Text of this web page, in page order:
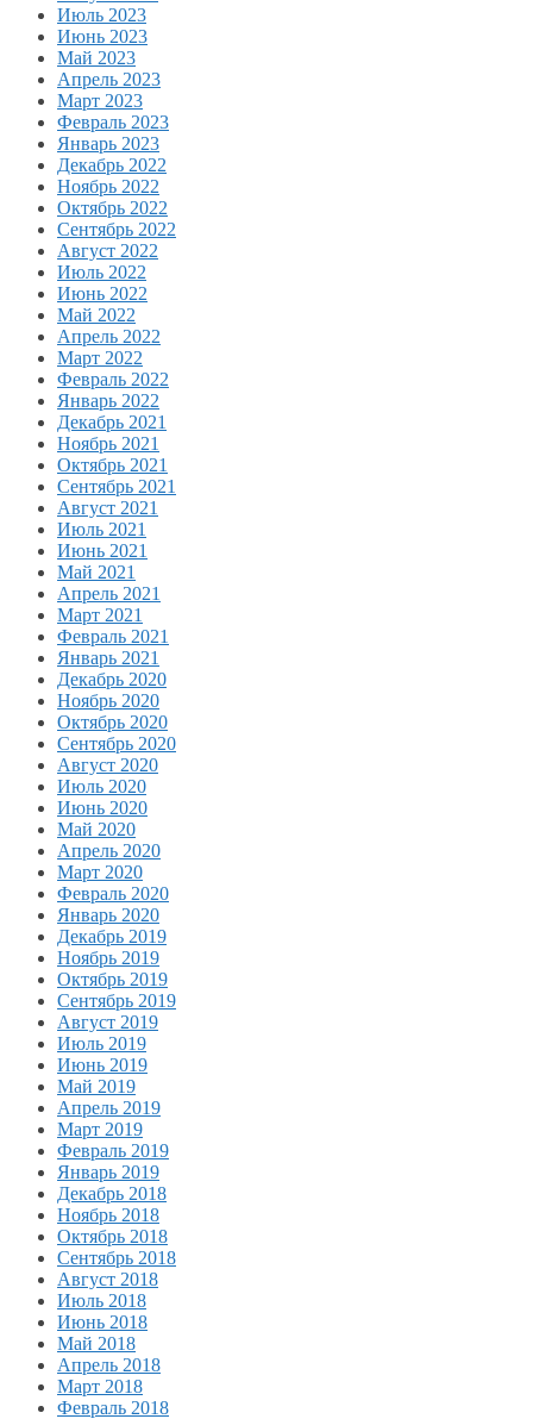
Июль 2023
Июнь 2023
Май 2023
Апрель 2023
Март 2023
Февраль 2023
Январь 2023
Декабрь 2022
Ноябрь 2022
Октябрь 2022
Сентябрь 2022
Август 2022
Июль 2022
Июнь 2022
Май 2022
Апрель 2022
Март 2022
Февраль 2022
Январь 2022
Декабрь 2021
Ноябрь 2021
Октябрь 2021
Сентябрь 2021
Август 2021
Июль 2021
Июнь 2021
Май 2021
Апрель 2021
Март 2021
Февраль 2021
Январь 2021
Декабрь 2020
Ноябрь 2020
Октябрь 2020
Сентябрь 2020
Август 2020
Июль 2020
Июнь 2020
Май 2020
Апрель 2020
Март 2020
Февраль 2020
Январь 2020
Декабрь 2019
Ноябрь 2019
Октябрь 2019
Сентябрь 2019
Август 2019
Июль 2019
Июнь 2019
Май 2019
Апрель 2019
Март 2019
Февраль 2019
Январь 2019
Декабрь 2018
Ноябрь 2018
Октябрь 2018
Сентябрь 2018
Август 2018
Июль 2018
Июнь 2018
Май 2018
Апрель 2018
Март 2018
Февраль 2018